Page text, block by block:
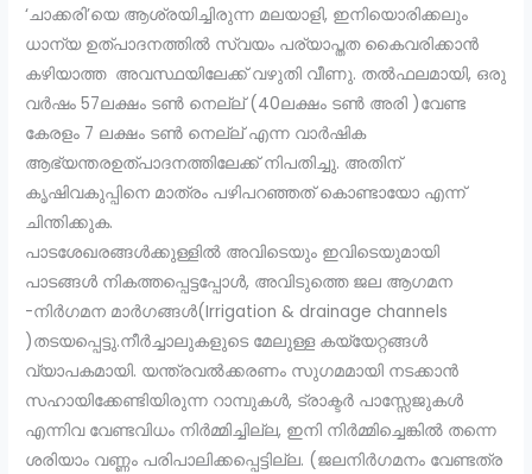
‘ചാക്കരി’യെ ആശ്രയിച്ചിരുന്ന മലയാളി, ഇനിയൊരിക്കലും
ധാന്യ ഉത്പാദനത്തിൽ സ്വയം പര്യാപ്തത കൈവരിക്കാൻ
കഴിയാത്ത അവസ്ഥയിലേക്ക് വഴുതി വീണു. തൽഫലമായി, ഒരു
വർഷം 57ലക്ഷം ടൺ നെല്ല് (40ലക്ഷം ടൺ അരി )വേണ്ട
കേരളം 7 ലക്ഷം ടൺ നെല്ല് എന്ന വാർഷിക
ആഭ്യന്തരഉത്പാദനത്തിലേക്ക് നിപതിച്ചു. അതിന്
കൃഷിവകുപ്പിനെ മാത്രം പഴിപറഞ്ഞത് കൊണ്ടായോ എന്ന്
ചിന്തിക്കുക.
പാടശേഖരങ്ങൾക്കുള്ളിൽ അവിടെയും ഇവിടെയുമായി
പാടങ്ങൾ നികത്തപ്പെട്ടപ്പോൾ, അവിടുത്തെ ജല ആഗമന
-നിർഗമന മാർഗങ്ങൾ(Irrigation & drainage channels
)തടയപ്പെട്ടു.നീർച്ചാലുകളുടെ മേലുള്ള കയ്യേറ്റങ്ങൾ
വ്യാപകമായി. യന്ത്രവൽക്കരണം സുഗമമായി നടക്കാൻ
സഹായിക്കേണ്ടിയിരുന്ന റാമ്പുകൾ, ട്രാക്ടർ പാസ്സേജുകൾ
എന്നിവ വേണ്ടവിധം നിർമ്മിച്ചില്ല, ഇനി നിർമ്മിച്ചെങ്കിൽ തന്നെ
ശരിയാം വണ്ണം പരിപാലിക്കപ്പെട്ടില്ല. (ജലനിർഗമനം വേണ്ടത്ര